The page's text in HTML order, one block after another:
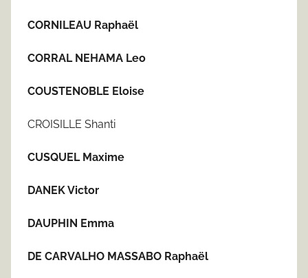
CORNILEAU Raphaël
CORRAL NEHAMA Leo
COUSTENOBLE Eloise
CROISILLE Shanti
CUSQUEL Maxime
DANEK Victor
DAUPHIN Emma
DE CARVALHO MASSABO Raphaël